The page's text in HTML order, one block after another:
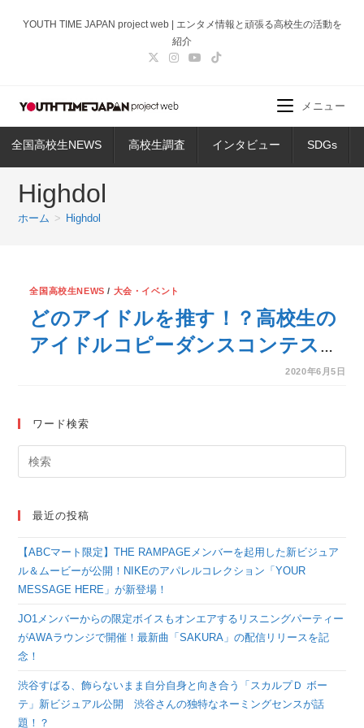
ス
ッ
YOUTH TIME JAPAN project web | エンタメ情報と頑張る高校生の活動を
紹介
全国高校生NEWS 高校生調査 インタビュー SDGs
メニュー
Highdol
ホーム > Highdol
全国高校生NEWS / 大会・イベント
どのアイドルを推す！？高校生の
アイドルコピーダンスコンテス
2020年6月5日
ワード検索
最近の投稿
【ABCマート限定】THE RAMPAGEメンバーを起用した新ビジュア
ル＆ムービーが公開！NIKEのアパレルコレクション「YOUR
MESSAGE HERE」が新登場！
JO1メンバーからの限定ボイスもオンエアするリスニングパーティー
がAWAラウンジで開催！最新曲「SAKURA」の配信リリースを記
念！
渋谷すばる、飾らないまま自分自身と向き合う「スカルプＤ ボー
テ」新ビジュアル公開 渋谷さんの独特なネーミングセンスが話
題！？